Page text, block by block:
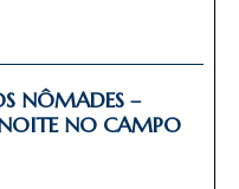
NÔMADES –
NO CAMPO